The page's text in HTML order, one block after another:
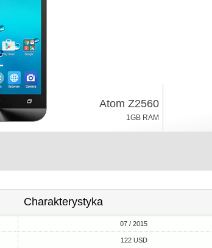
Atom Z2560
1GB RAM
Charakterystyka
07 / 2015
122 USD